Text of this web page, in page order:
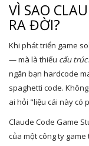
VÌ SAO
RA ĐỜI?
Khi phát triển game
— mà là thiếu cấu trúc
ngăn bạn hardcode
spaghetti code.
ai hỏi "liệu cái này có
Claude Code Game
của một công ty